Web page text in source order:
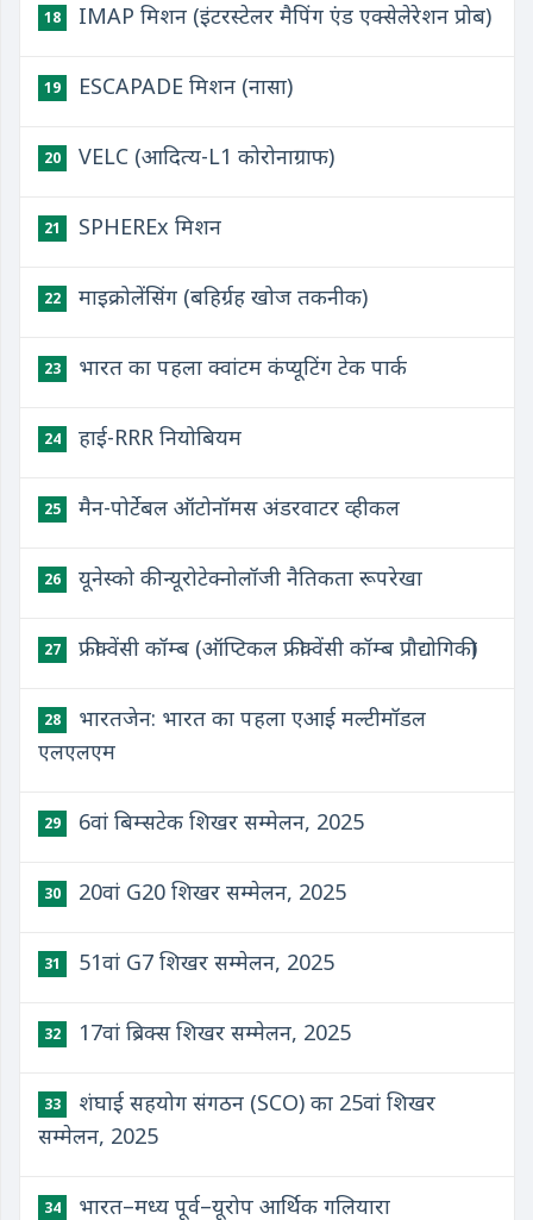
18 IMAP मिशन (इंटरस्टेलर मैपिंग एंड एक्सेलेरेशन प्रोब)
19 ESCAPADE मिशन (नासा)
20 VELC (आदित्य-L1 कोरोनाग्राफ)
21 SPHEREx मिशन
22 माइक्रोलेंसिंग (बहिर्ग्रह खोज तकनीक)
23 भारत का पहला क्वांटम कंप्यूटिंग टेक पार्क
24 हाई-RRR नियोबियम
25 मैन-पोर्टेबल ऑटोनॉमस अंडरवाटर व्हीकल
26 यूनेस्को की न्यूरोटेक्नोलॉजी नैतिकता रूपरेखा
27 फ्रीक्वेंसी कॉम्ब (ऑप्टिकल फ्रीक्वेंसी कॉम्ब प्रौद्योगिकी)
28
भारतजेन: भारत का पहला एआई मल्टीमॉडल
एलएलएम
29 6वां बिम्सटेक शिखर सम्मेलन, 2025
30 20वां G20 शिखर सम्मेलन, 2025
31 51वां G7 शिखर सम्मेलन, 2025
32 17वां ब्रिक्स शिखर सम्मेलन, 2025
33
शंघाई सहयोग संगठन (SCO) का 25वां शिखर
सम्मेलन, 2025
34 भारत–मध्य पूर्व–यूरोप आर्थिक गलियारा